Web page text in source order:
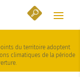
du territoire adoptent
climatiques de la période